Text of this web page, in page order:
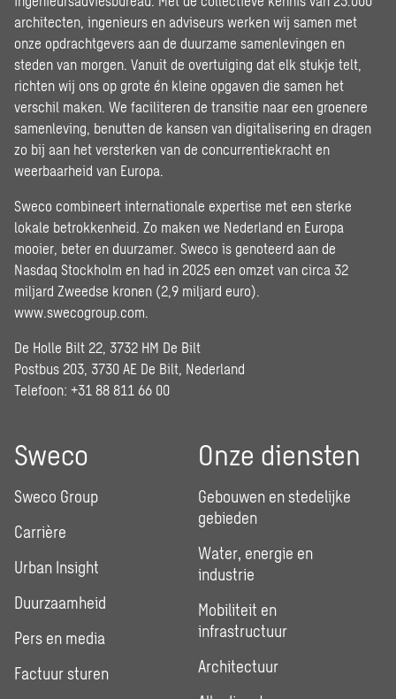
architecten, ingenieurs en adviseurs werken wij samen met
onze opdrachtgevers aan de duurzame samenlevingen en
steden van morgen. Vanuit de overtuiging dat elk stukje telt,
richten wij ons op grote én kleine opgaven die samen het
verschil maken. We faciliteren de transitie naar een groenere
samenleving, benutten de kansen van digitalisering en dragen
zo bij aan het versterken van de concurrentiekracht en
weerbaarheid van Europa.
Sweco combineert internationale expertise met een sterke
lokale betrokkenheid. Zo maken we Nederland en Europa
mooier, beter en duurzamer. Sweco is genoteerd aan de
Nasdaq Stockholm en had in 2025 een omzet van circa 32
miljard Zweedse kronen (2,9 miljard euro).
www.swecogroup.com
De Holle Bilt 22, 3732 HM De Bilt
Postbus 203, 3730 AE De Bilt, Nederland
Telefoon: +31 88 811 66 00
Sweco
Sweco Group
Carrière
Urban Insight
Duurzaamheid
Pers en media
Factuur sturen
Onze diensten
Gebouwen en stedelijke
gebieden
Water, energie en
industrie
Mobiliteit en
infrastructuur
Architectuur